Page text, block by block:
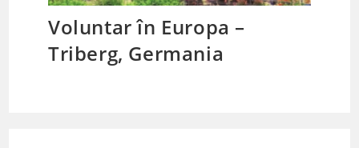
Voluntar în Europa –
Triberg, Germania